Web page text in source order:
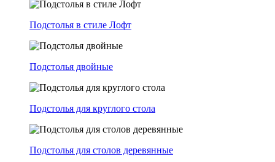
Подстолья в стиле Лофт
Подстолья двойные
Подстолья для круглого стола
Подстолья для столов деревянные